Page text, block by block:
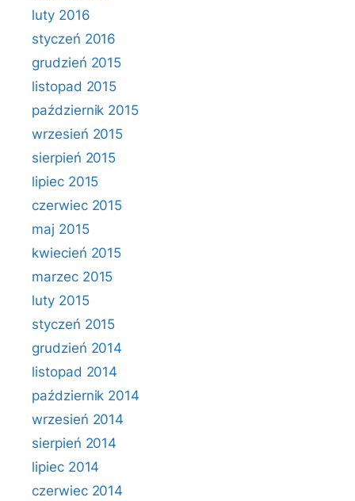
luty 2016
styczeń 2016
grudzień 2015
listopad 2015
październik 2015
wrzesień 2015
sierpień 2015
lipiec 2015
czerwiec 2015
maj 2015
kwiecień 2015
marzec 2015
luty 2015
styczeń 2015
grudzień 2014
listopad 2014
październik 2014
wrzesień 2014
sierpień 2014
lipiec 2014
czerwiec 2014